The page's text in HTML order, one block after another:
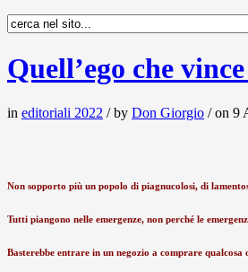
Quell’ego che
in editoriali 2022 / by Don Giorgio / on 9
Non sopporto più un popolo di piagnucolosi, di
Tutti piangono nelle emergenze, non perché le
Basterebbe entrare in un negozio a comprare